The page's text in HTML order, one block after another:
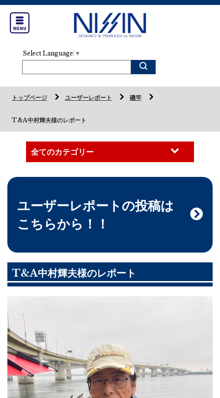
Select Language ▼
トップページ ユーザーレポート 磯竿
T&A中村輝夫様のレポート
ユーザーレポートの投稿は
こちらから！！
T&A中村輝夫様のレポート